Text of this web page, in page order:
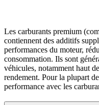
Les carburants premium
contiennent des additifs
performances du moteur,
consommation. Ils sont
véhicules, notamment haut
rendement. Pour la plupart
performance avec les